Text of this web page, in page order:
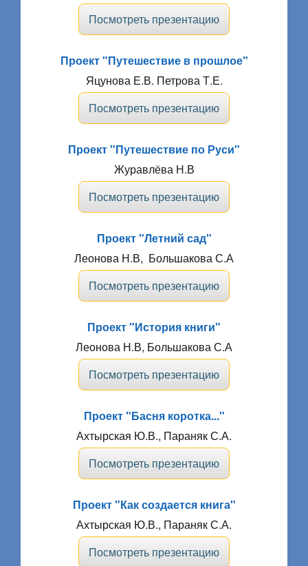
Посмотреть презентацию
Проект "Путешествие в прошлое"
Яцунова Е.В. Петрова Т.Е.
Посмотреть презентацию
Проект "Путешествие по Руси"
Журавлёва Н.В
Посмотреть презентацию
Проект "Летний сад"
Леонова Н.В, Большакова С.А
Посмотреть презентацию
Проект "История книги"
Леонова Н.В, Большакова С.А
Посмотреть презентацию
Проект "Басня коротка..."
Ахтырская Ю.В., Параняк С.А.
Посмотреть презентацию
Проект "Как создается книга"
Ахтырская Ю.В., Параняк С.А.
Посмотреть презентацию